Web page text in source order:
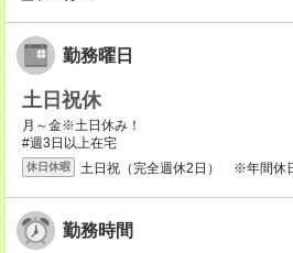
勤務曜日
土日祝休
月～金※土日休み！
#週3日以上在宅
休日休暇 土日祝（完全週休2日） ※年間休
勤務時間